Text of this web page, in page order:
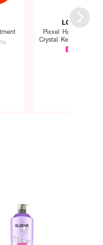
LOLANE
Pixxel Hair Spa
Crystal Keratin For
Damaged
฿290